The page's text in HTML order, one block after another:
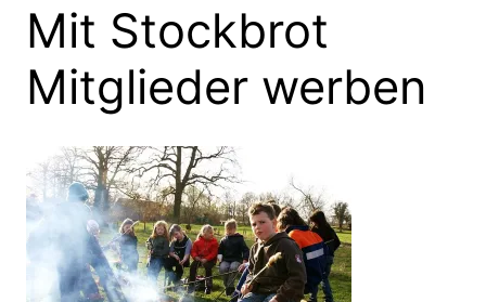
Mit Stockbrot
Mitglieder werben